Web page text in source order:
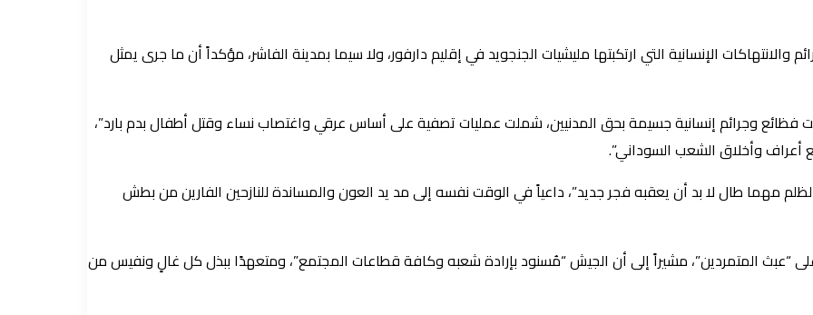
والانتهاكات الإنسانية التي ارتكبتها مليشيات الجنجويد في إقليم دارفور، ولا سيما بمدينة الفاشر، مؤكداً أن ما جرى يمثل
فظائع وجرائم إنسانية جسيمة بحق المدنيين، شملت عمليات تصفية على أساس عرقي واغتصاب نساء وقتل أطفال بدم بارد”،
وأخلاق الشعب السوداني”.
الظلم مهما طال لا بد أن يعقبه فجر جديد”، داعياً في الوقت نفسه إلى مد يد العون والمساندة للنازحين الفارين من بطش
“عبث المتمردين”، مشيراً إلى أن الجيش “مُسنود بإرادة شعبه وكافة قطاعات المجتمع”، ومتعهدًا ببذل كل غالٍ ونفيس من